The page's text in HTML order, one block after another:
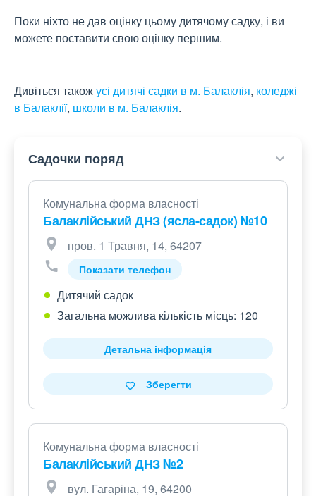
Поки ніхто не дав оцінку цьому дитячому садку, і ви
можете поставити свою оцінку першим.
Дивіться такожусі дитячі садки в м. Балаклія, коледжі
в Балаклії, школи в м. Балаклія.
Садочки поряд
Комунальна форма власності
Балаклійський ДНЗ (ясла-садок) №10
пров. 1 Травня, 14, 64207
Показати телефон
Дитячий садок
Загальна можлива кількість місць: 120
Детальна інформація
Зберегти
Комунальна форма власності
Балаклійський ДНЗ №2
вул. Гагаріна, 19, 64200